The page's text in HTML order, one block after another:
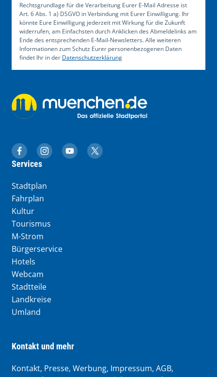
Rechtsgrundlage für die Verarbeitung Eurer E-Mail Adresse ist
Art. 6 Abs. 1 a) DSGVO in Verbindung mit Eurer Einwilligung. Ihr
könnte Eure Einwilligung jederzeit mit Wirkung für die Zukunft
widerrufen, am Einfachsten durch Anklicken des Abmeldelinks am
Ende des entsprechenden E-Mail-Newsletters. Alle weiteren
Informationen zum Schutz Eurer personenbezogenen Daten
findet Ihr in der Datenschutzerklärung
muenchen.de auf Facebook
muenchen.de auf Instagram
muenchen.de auf YouTube
muenchen.de auf X
Services
Stadtplan
Fahrplan
Kultur
Tourismus
M-Strom
Bürgerservice
Hotels
Webcam
Stadtteile
Landkreise
Umland
Kontakt und mehr
Kontakt, Presse, Werbung, Impressum, AGB,